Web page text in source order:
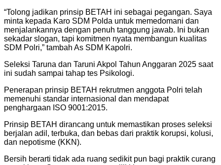
“Tolong jadikan prinsip BETAH ini sebagai pegangan. Saya
minta kepada Karo SDM Polda untuk memedomani dan
menjalankannya dengan penuh tanggung jawab. Ini bukan
sekadar slogan, tapi komitmen nyata membangun kualitas
SDM Polri,” tambah As SDM Kapolri.
Seleksi Taruna dan Taruni Akpol Tahun Anggaran 2025 saat
ini sudah sampai tahap tes Psikologi.
Penerapan prinsip BETAH rekrutmen anggota Polri telah
memenuhi standar internasional dan mendapat
penghargaan ISO 9001:2015.
Prinsip BETAH dirancang untuk memastikan proses seleksi
berjalan adil, terbuka, dan bebas dari praktik korupsi, kolusi,
dan nepotisme (KKN).
Bersih berarti tidak ada ruang sedikit pun bagi praktik curang